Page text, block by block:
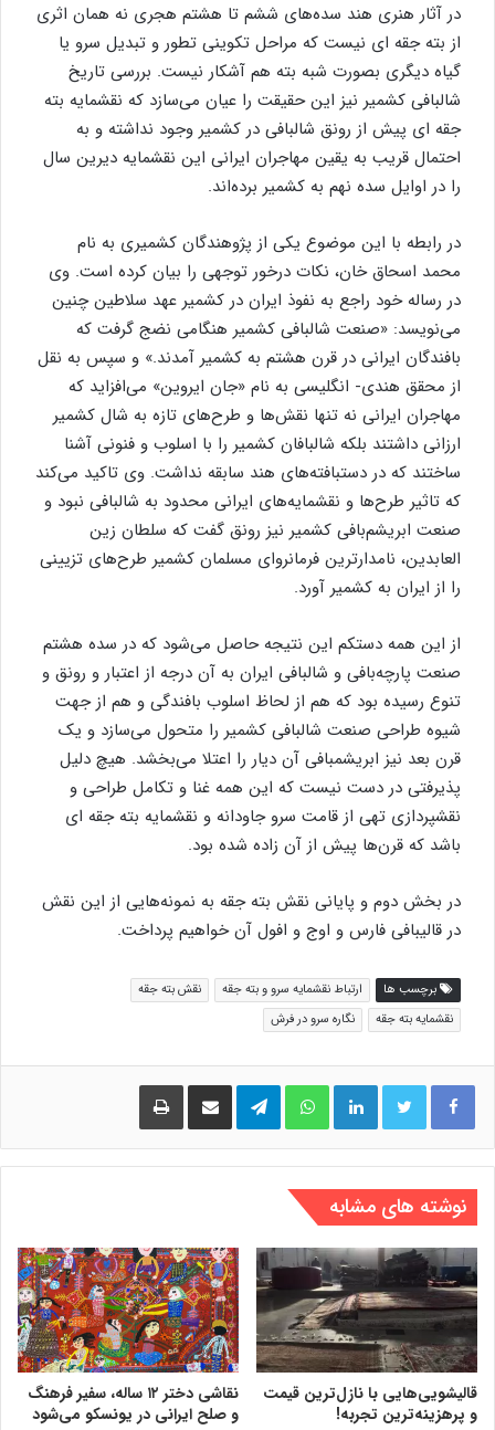
در آثار هنری هند سده‌های ششم تا هشتم هجری نه همان اثری
از بته جقه‌ ای نیست که مراحل تکوینی تطور و تبدیل سرو یا
گیاه دیگری بصورت شبه بته هم آشکار نیست. بررسی تاریخ
شالبافی کشمیر نیز این حقیقت را عیان می‌سازد که نقشمایه بته
جقه‌ ای پیش از رونق شالبافی در کشمیر وجود نداشته و به
احتمال قریب به یقین مهاجران ایرانی این نقشمایه دیرین سال
را در اوایل سده نهم به کشمیر برده‌اند.
در رابطه با این موضوع یکی از پژوهندگان کشمیری به نام
محمد اسحاق خان، نکات درخور توجهی را بیان کرده است. وی
در رساله خود راجع به نفوذ ایران در کشمیر عهد سلاطین چنین
می‌نویسد: «صنعت شالبافی کشمیر هنگامی نضج گرفت که
بافندگان ایرانی در قرن هشتم به کشمیر آمدند.» و سپس به نقل
از محقق هندی- انگلیسی به نام «جان ایروین» می‌افزاید که
مهاجران ایرانی نه تنها نقش‌ها و طرح‌های تازه به شال کشمیر
ارزانی داشتند بلکه شالبافان کشمیر را با اسلوب و فنونی آشنا
ساختند که در دستبافته‌های هند سابقه نداشت. وی تاکید می‌کند
که تاثیر طرح‌ها و نقشمایه‌های ایرانی محدود به شالبافی نبود و
صنعت ابریشم‌بافی کشمیر نیز رونق گفت که سلطان زین
العابدین، نامدارترین فرمانروای مسلمان کشمیر طرح‌های تزیینی
را از ایران به کشمیر آورد.
از این همه دستکم این نتیجه حاصل می‌شود که در سده هشتم
صنعت پارچه‌بافی و شالبافی ایران به آن درجه از اعتبار و رونق و
تنوع رسیده بود که هم از لحاظ اسلوب بافندگی و هم از جهت
شیوه طراحی صنعت شالبافی کشمیر را متحول می‌سازد و یک
قرن بعد نیز ابریشمبافی آن دیار را اعتلا می‌بخشد. هیچ دلیل
پذیرفتی در دست نیست که این همه غنا و تکامل طراحی و
نقشپردازی تهی از قامت سرو جاودانه و نقشمایه بته‌ جقه ای
باشد که قرن‌ها پیش از آن زاده شده بود.
در بخش دوم و پایانی نقش بته جقه به نمونه‌هایی از این نقش
در قالیبافی فارس و اوج و افول آن خواهیم پرداخت.
برچسب ها ارتباط نقشمایه سرو و بته جقه
نقش بته جقه
نقشمایه بته جقه
نگاره سرو در فرش
لینکدین واتس آپ تلگرام اشتراک گذاری از طریق ایمیل
نوشته های مشابه
قالیشویی‌هایی با نازل‌ترین قیمت
و پرهزینه‌ترین تجربه!
نقاشی دختر ۱۲ ساله، سفیر فرهنگ
و صلح ایرانی در یونسکو می‌شود